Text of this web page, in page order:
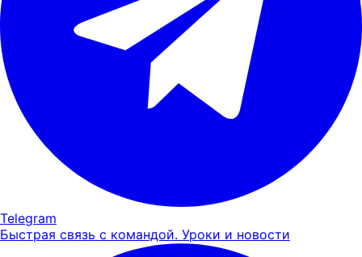
Telegram
Быстрая связь с командой. Уроки и новости